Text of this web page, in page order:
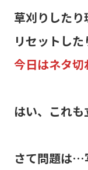
草刈りしたり
リセットし
今日はネタ切
はい、これも
さて問題は…